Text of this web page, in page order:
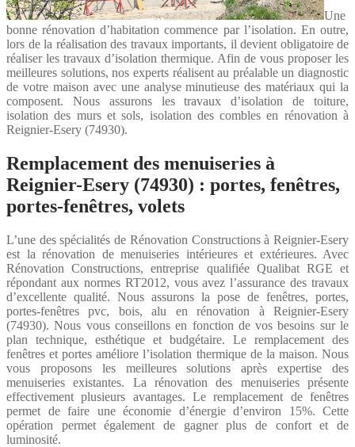
Une
bonne rénovation d’habitation commence par l’isolation. En outre,
lors de la réalisation des travaux importants, il devient obligatoire de
réaliser les travaux d’isolation thermique. Afin de vous proposer les
meilleures solutions, nos experts réalisent au préalable un diagnostic
de votre maison avec une analyse minutieuse des matériaux qui la
composent. Nous assurons les travaux d’isolation de toiture,
isolation des murs et sols, isolation des combles en rénovation à
Reignier-Esery (74930).
Remplacement des menuiseries à
Reignier-Esery (74930) : portes, fenêtres,
portes-fenêtres, volets
L’une des spécialités de Rénovation Constructions à Reignier-Esery
est la rénovation de menuiseries intérieures et extérieures. Avec
Rénovation Constructions, entreprise qualifiée Qualibat RGE et
répondant aux normes RT2012, vous avez l’assurance des travaux
d’excellente qualité. Nous assurons la pose de fenêtres, portes,
portes-fenêtres pvc, bois, alu en rénovation à Reignier-Esery
(74930). Nous vous conseillons en fonction de vos besoins sur le
plan technique, esthétique et budgétaire. Le remplacement des
fenêtres et portes améliore l’isolation thermique de la maison. Nous
vous proposons les meilleures solutions après expertise des
menuiseries existantes. La rénovation des menuiseries présente
effectivement plusieurs avantages. Le remplacement de fenêtres
permet de faire une économie d’énergie d’environ 15%. Cette
opération permet également de gagner plus de confort et de
luminosité.